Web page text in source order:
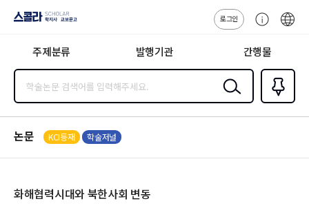
지사·교보문고
로그인
센
주제분류 발행기관 간행물
검색
즐겨찾
기0
논문 KCI등재 학술저널
화해협력시대와 북한사회 변동